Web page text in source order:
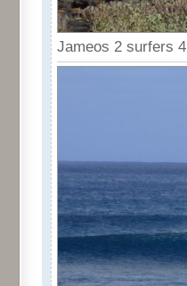
Jameos 2 surfers